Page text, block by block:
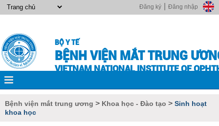
Đăng nhập
Đăng ký
BỘ Y TẾ
BỆNH VIỆN MẮT TRUNG
VIETNAM NATIONAL INSTITUTE OF
Bệnh viện mắt trung ương > Khoa học - Đào tạo > Sinh hoạt
khoa học